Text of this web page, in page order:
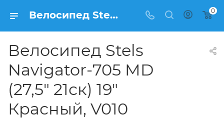
Велосипед Stels Navigator-705 MD (27,5" 21ск) 19" Красный, V010 купить: цена 15 990 рублей в Балашихе | Интернет магазин Вело150 0
Велосипед Stels
Navigator-705 MD
(27,5" 21ск) 19"
Красный, V010